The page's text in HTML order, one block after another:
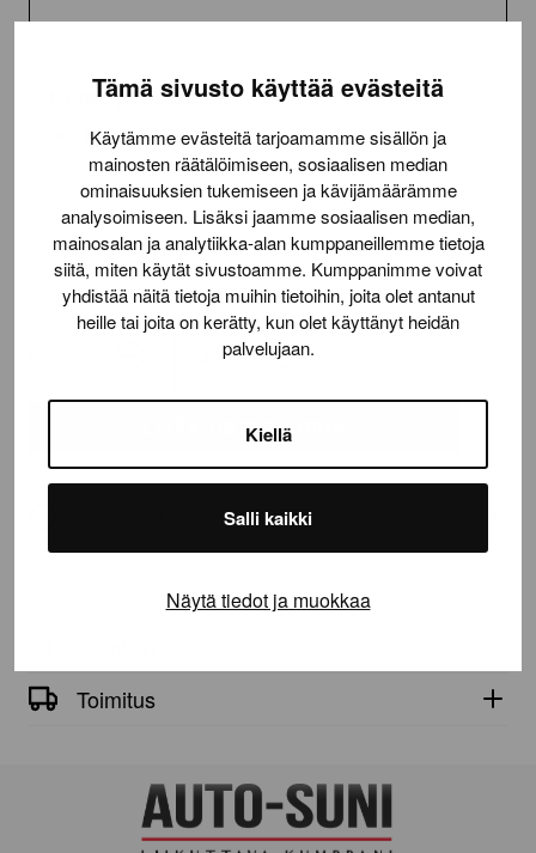
Tämä sivusto käyttää evästeitä
Käytämme evästeitä tarjoamamme sisällön ja
mainosten räätälöimiseen, sosiaalisen median
ominaisuuksien tukemiseen ja kävijämäärämme
analysoimiseen. Lisäksi jaamme sosiaalisen median,
mainosalan ja analytiikka-alan kumppaneillemme tietoja
siitä, miten käytät sivustoamme. Kumppanimme voivat
yhdistää näitä tietoja muihin tietoihin, joita olet antanut
heille tai joita on kerätty, kun olet käyttänyt heidän
palvelujaan.
Kiellä
Salli kaikki
Näytä tiedot ja muokkaa
Nouto ja asennus
Nouto toimitilasta
Asennus (22,50€/rengas)
Lue lisäätoimituksesta
LISÄÄ OSTOSKORIIN
Toimitus